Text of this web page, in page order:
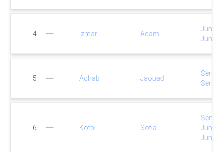
4 Izmar Adam
Junior
Junior
5 Achab Jaouad
Senior
Senior
6 Kotbi Sofia
Senior
Junior
Junior